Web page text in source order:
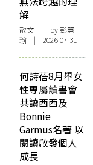
解
散文 | by 彭慧
瑜 | 2026-07-31
何詩蓓8月舉女
性專屬讀書會
共讀西西及
Bonnie
Garmus名著 以
閱讀啟發個人
成長